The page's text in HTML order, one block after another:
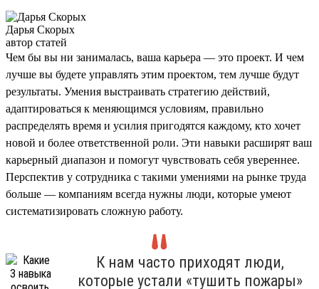
Дарья Скорых
автор статей
Чем бы вы ни занималась, ваша карьера — это проект. И чем
лучше вы будете управлять этим проектом, тем лучше будут
результаты. Умения выстраивать стратегию действий,
адаптироваться к меняющимся условиям, правильно
распределять время и усилия пригодятся каждому, кто хочет
новой и более ответственной роли. Эти навыки расширят ваш
карьерный диапазон и помогут чувствовать себя увереннее.
Перспектив у сотрудника с такими умениями на рынке труда
больше — компаниям всегда нужны люди, которые умеют
систематизировать сложную работу.
К нам часто приходят люди,
которые устали «тушить пожары»